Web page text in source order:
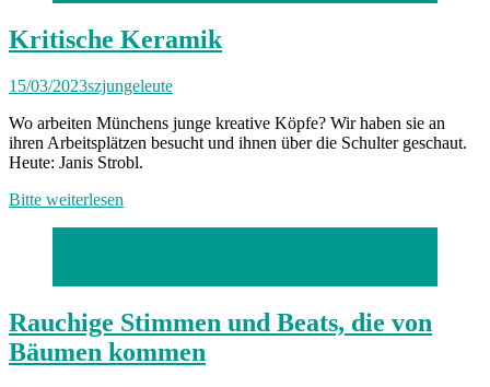
Kritische Keramik
15/03/2023szjungeleute
Wo arbeiten Münchens junge kreative Köpfe? Wir haben sie an
ihren Arbeitsplätzen besucht und ihnen über die Schulter geschaut.
Heute: Janis Strobl.
Bitte weiterlesen
Rauchige Stimmen und Beats, die von
Bäumen kommen